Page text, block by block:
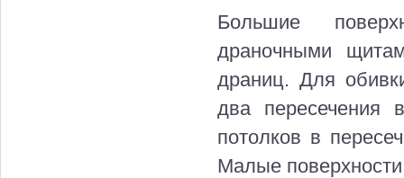
Большие
драночными
драниц. Для
два пересечения
потолков в
Малые